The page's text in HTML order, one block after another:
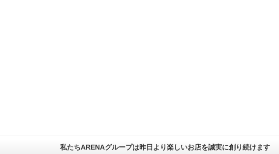
私たちARENAグループは昨日より楽しいお店を誠実に創り続けます